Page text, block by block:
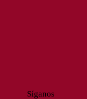
Síganos